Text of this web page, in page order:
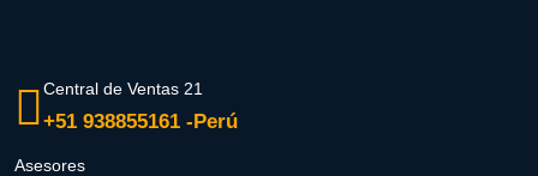
Central de Ventas 21
+51 938855161 -Perú
Asesores